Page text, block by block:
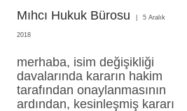
Mıhcı Hukuk Bürosu 5 Aralık
2018
merhaba, isim değişikliği
davalarında kararın hakim
tarafından onaylanmasının
ardından, kesinleşmiş kararı